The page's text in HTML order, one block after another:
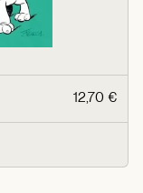
12,70 €